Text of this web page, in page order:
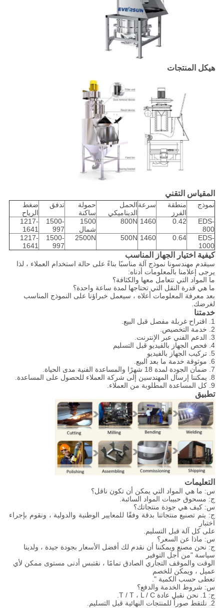
هيكل المنتجات
المقياس التقني
نموذج
منطقة
الفرز
سرعةالحمل
الديناميكي
حمولة
ساكنة
تدفق
ضغط
الرياح
EDS-
800
0.42
1460
800N
1500
شمال
1500-
997
1217-
1641
EDS-
1000
0.64
1460
500N
2500N
1500-
997
1217-
1641
كيفية اختيار الجهاز المناسب
سيقدم مهندسونا نموذج آلة مناسبًا بناءً على حالة استخدام العملاء ، لذا
يرجى إعلامنا بالمعلومات أدناه:
ما المواد التي تتعامل معها والكثافة؟
ما هي قدرة النقل التي تحتاجها لمدة ساعة واحدة؟
بعد معرفة المعلومات أعلاه ، سيعمل خبراؤنا على النموذج المناسب
لغرضك.
خدمتنا
1. اقتراح غربلة مفصل قبل البيع.
2. خدمة التخصيص.
3. الدعم الفني عبر الإنترنت.
4. فحص الجهاز بالفيديو قبل التسليم
5. تركيب الجهاز بالفيديو
6. موثوقة خدمة ما بعد البيع.
7. ضمان الجودة لمدة 18 شهرًا والمساعدة الفنية مدى الحياة.
8. يمكننا إرسال المهندسين إلى شركة العملاء للحصول على المساعدة.
9. كل المساعدة المطلوبة من العملاء.
تطبيق
التعليمات
س: ما هي المواد التي يمكن أن تكون ناقل؟
ج: مسحوق حبيبات المواد السائبة.
س: كيف هي جودة منتجاتك؟
ج: يتم تصنيع منتجاتنا بدقة وفقًا للمعايير الوطنية والدولية ، ونقوم بإجراء
اختبار
على كل آلة قبل التسليم.
س: ماذا عن السعر؟
ج: نحن مصنع ويمكننا أن نقدم لك أفضل الأسعار بجودة جيدة ، ولدينا
سياسة "من أجل التوفير
الوقت والموقف التجاري الصادق تمامًا ، نقتبس أدنى مستوى ممكن لأي
عميل ، ويمكن للخصم
تعطى حسب الكمية ".
س: شروط الخدمة والدفع؟
ج: 1. نحن نقبل عادة T / T ، L / C.
2. نلتقط صوراً للمنتجات النهائية قبل التسليم.